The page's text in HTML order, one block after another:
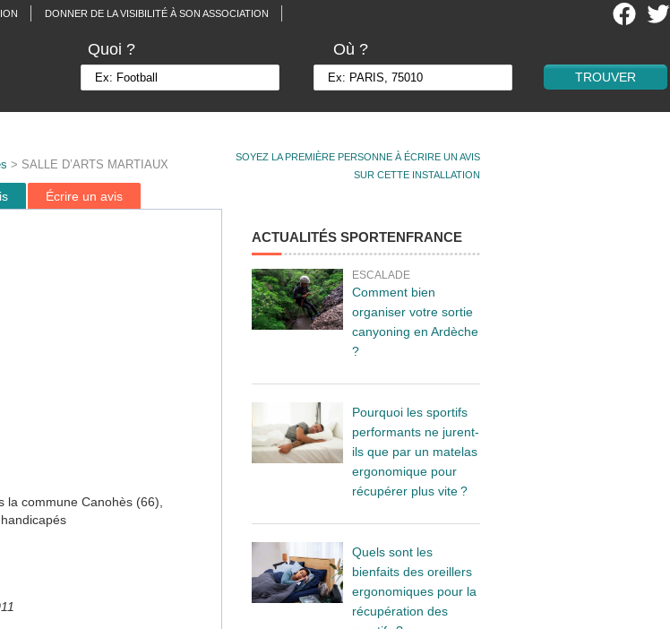
DONNER DE LA VISIBILITÉ À SON ASSOCIATION
Quoi ? Où ?
SOYEZ LA PREMIÈRE PERSONNE À ÉCRIRE UN AVIS
SUR CETTE INSTALLATION
> SALLE D’ARTS MARTIAUX
Écrire un avis
la commune Canohès (66),
ACTUALITÉS SPORTENFRANCE
ESCALADE
Comment bien
organiser votre sortie
canyoning en Ardèche
?
Pourquoi les sportifs
performants ne jurent-
ils que par un matelas
ergonomique pour
récupérer plus vite ?
Quels sont les
bienfaits des oreillers
ergonomiques pour la
récupération des